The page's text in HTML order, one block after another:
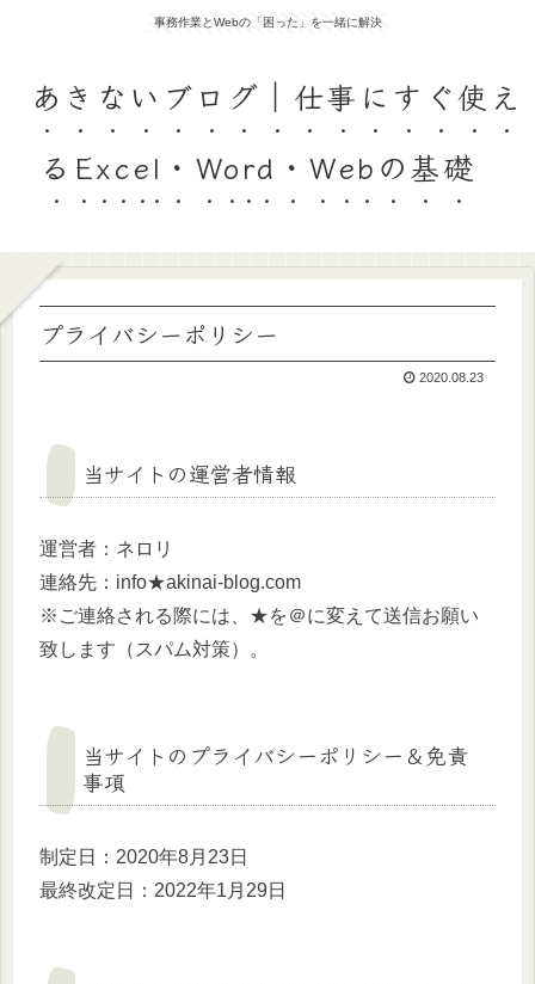
事務作業とWebの「困った」を一緒に解決
あきないブログ｜仕事にすぐ使え
るExcel・Word・Webの基礎
プライバシーポリシー
2020.08.23
当サイトの運営者情報
運営者：ネロリ
連絡先：info★akinai-blog.com
※ご連絡される際には、★を＠に変えて送信お願い
致します（スパム対策）。
当サイトのプライバシーポリシー＆免責
事項
制定日：2020年8月23日
最終改定日：2022年1月29日